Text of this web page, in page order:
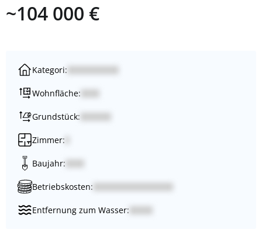
~104 000 €
Kategori:
Wohnfläche:
Grundstück:
Zimmer:
Baujahr:
Betriebskosten:
Entfernung zum Wasser: